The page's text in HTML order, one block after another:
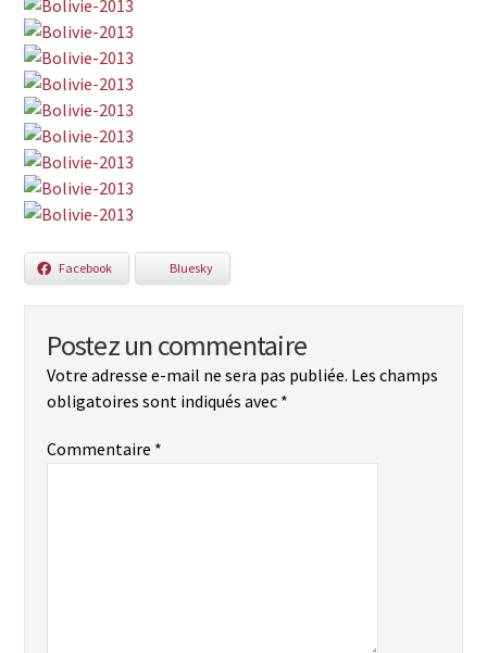
Facebook Bluesky
Postez un commentaire
Votre adresse e-mail ne sera pas publiée. Les champs
obligatoires sont indiqués avec *
Commentaire *